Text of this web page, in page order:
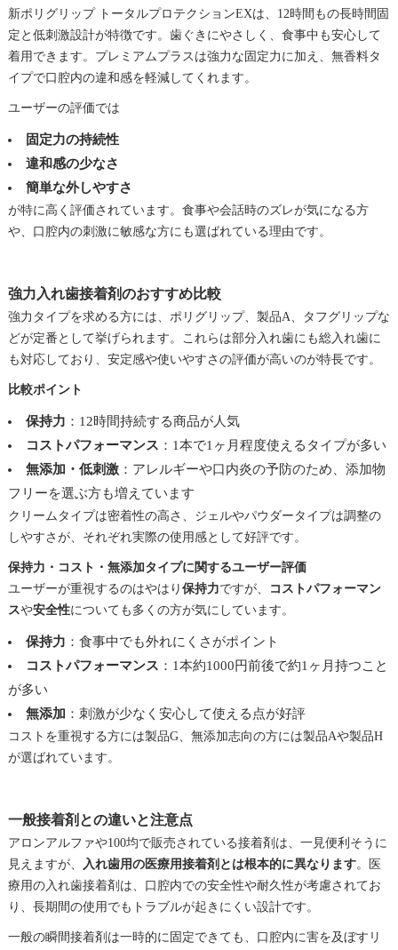
新ポリグリップ トータルプロテクションEXは、12時間もの長時間固
定と低刺激設計が特徴です。歯ぐきにやさしく、食事中も安心して
着用できます。プレミアムプラスは強力な固定力に加え、無香料タ
イプで口腔内の違和感を軽減してくれます。
ユーザーの評価では
固定力の持続性
違和感の少なさ
簡単な外しやすさ
が特に高く評価されています。食事や会話時のズレが気になる方
や、口腔内の刺激に敏感な方にも選ばれている理由です。
強力入れ歯接着剤のおすすめ比較
強力タイプを求める方には、ポリグリップ、製品A、タフグリップな
どが定番として挙げられます。これらは部分入れ歯にも総入れ歯に
も対応しており、安定感や使いやすさの評価が高いのが特長です。
比較ポイント
保持力 ：12時間持続する商品が人気
コストパフォーマンス ：1本で1ヶ月程度使えるタイプが多い
無添加・低刺激：アレルギーや口内炎の予防のため、添加物
フリーを選ぶ方も増えています
クリームタイプは密着性の高さ、ジェルやパウダータイプは調整の
しやすさが、それぞれ実際の使用感として好評です。
保持力・コスト・無添加タイプに関するユーザー評価
ユーザーが重視するのはやはり 保持力ですが、
コストパフォーマン
スや安全性についても多くの方が気にしています。
保持力 ：食事中でも外れにくさがポイント
コストパフォーマンス ：1本約1000円前後で約1ヶ月持つこと
が多い
無添加 ：刺激が少なく安心して使える点が好評
コストを重視する方には製品G、無添加志向の方には製品Aや製品H
が選ばれています。
一般接着剤との違いと注意点
アロンアルファや100均で販売されている接着剤は、一見便利そうに
見えますが、
入れ歯用の医療用接着剤とは根本的に異なります。医
療用の入れ歯接着剤は、口腔内での安全性や耐久性が考慮されてお
り、長期間の使用でもトラブルが起きにくい設計です。
一般の瞬間接着剤は一時的に固定できても、口腔内に害を及ぼすリ